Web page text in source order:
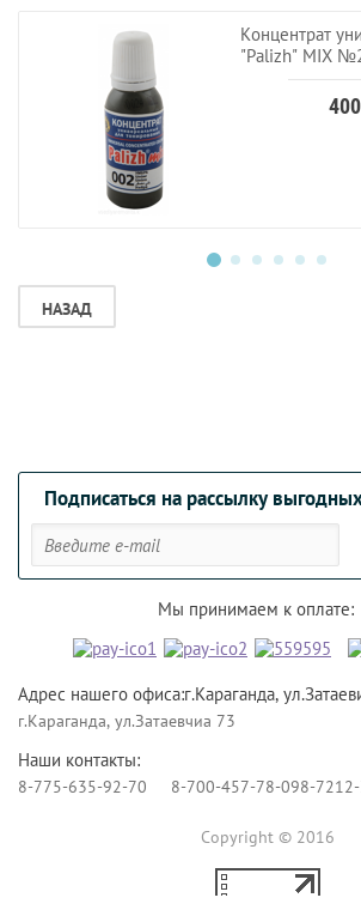
Концентрат
"Palizh" MIX
400
НАЗАД
Подписаться на рассылку
Мы принимаем к оплате:
Адрес нашего офиса:г.Караганда,
г.Караганда, ул.Затаевчиа 73
Наши контакты:
8-775-635-92-70 8-700-457-78-098-
Copyright © 2016